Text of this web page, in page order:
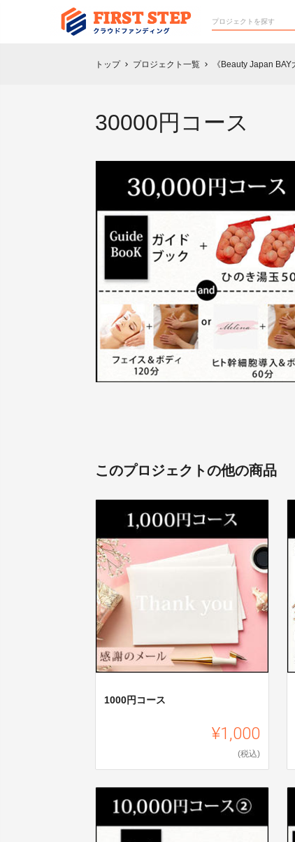
トップ chevron_right プロジェクト一覧 chevron_right 《Beauty Japan
30000円コース
このプロジェクトの他の商品
1000円コース
¥1,000
(税込)